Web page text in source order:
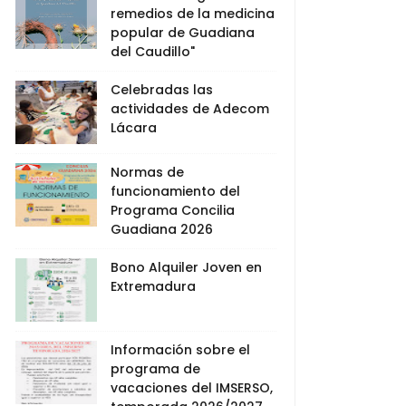
remedios de la medicina
popular de Guadiana
del Caudillo"
Celebradas las
actividades de Adecom
Lácara
Normas de
funcionamiento del
Programa Concilia
Guadiana 2026
Bono Alquiler Joven en
Extremadura
Información sobre el
programa de
vacaciones del IMSERSO,